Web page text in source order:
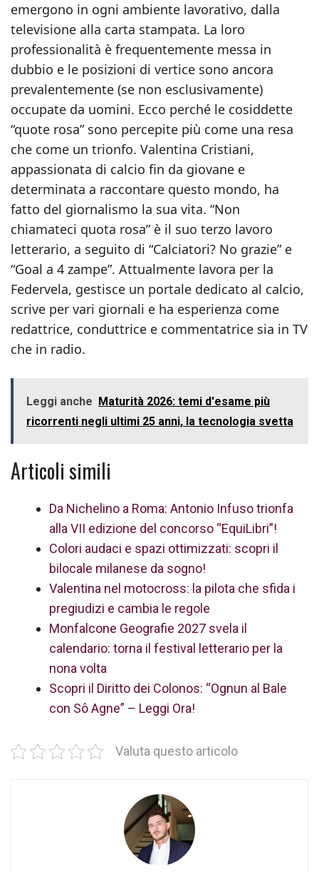
emergono in ogni ambiente lavorativo, dalla
televisione alla carta stampata. La loro
professionalità è frequentemente messa in
dubbio e le posizioni di vertice sono ancora
prevalentemente (se non esclusivamente)
occupate da uomini. Ecco perché le cosiddette
“quote rosa” sono percepite più come una resa
che come un trionfo. Valentina Cristiani,
appassionata di calcio fin da giovane e
determinata a raccontare questo mondo, ha
fatto del giornalismo la sua vita. “Non
chiamateci quota rosa” è il suo terzo lavoro
letterario, a seguito di “Calciatori? No grazie” e
“Goal a 4 zampe”. Attualmente lavora per la
Federvela, gestisce un portale dedicato al calcio,
scrive per vari giornali e ha esperienza come
redattrice, conduttrice e commentatrice sia in TV
che in radio.
Leggi anche Maturità 2026: temi d'esame più
ricorrenti negli ultimi 25 anni, la tecnologia svetta
Articoli simili
Da Nichelino a Roma: Antonio Infuso trionfa
alla VII edizione del concorso “EquiLibri”!
Colori audaci e spazi ottimizzati: scopri il
bilocale milanese da sogno!
Valentina nel motocross: la pilota che sfida i
pregiudizi e cambia le regole
Monfalcone Geografie 2027 svela il
calendario: torna il festival letterario per la
nona volta
Scopri il Diritto dei Colonos: “Ognun al Bale
con Sô Agne” – Leggi Ora!
Valuta questo articolo